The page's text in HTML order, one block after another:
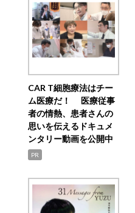
CAR T細胞療法はチー
ム医療だ！ 医療従事
者の情熱、患者さんの
思いを伝えるドキュメ
ンタリー動画を公開中
PR